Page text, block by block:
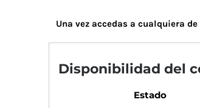
Una vez accedas a cualquiera
Disponibilidad del
Estado